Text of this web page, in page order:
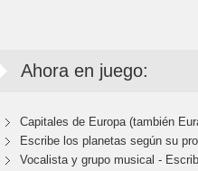
Ahora en juego:
Capitales de Europa (también
Escribe los planetas según su
Vocalista y grupo musical -